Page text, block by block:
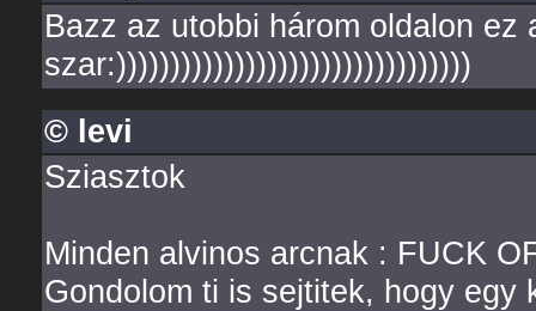
Bazz az utobbi három oldalon
szar:)))))))))))))))))))))))))))))))))
© levi
Sziasztok
Minden alvinos arcnak : FUCK
Gondolom ti is sejtitek, hogy egy